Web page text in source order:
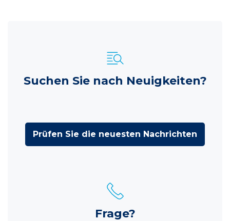
Suchen Sie nach Neuigkeiten?
Prüfen Sie die neuesten Nachrichten
Frage?